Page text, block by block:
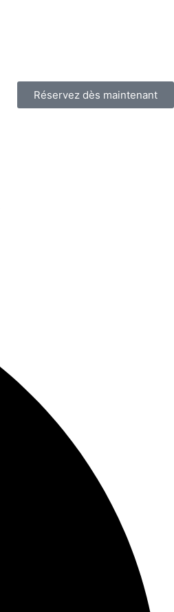
Réservez dès maintenant